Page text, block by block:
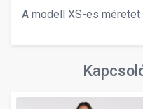
A modell XS-es méretet